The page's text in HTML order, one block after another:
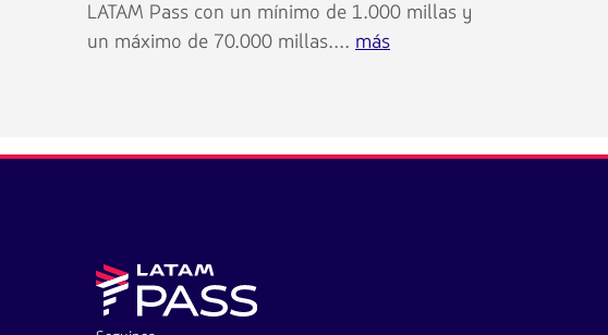
LATAM Pass con un mínimo de 1.000 millas y
un máximo de 70.000 millas.... más